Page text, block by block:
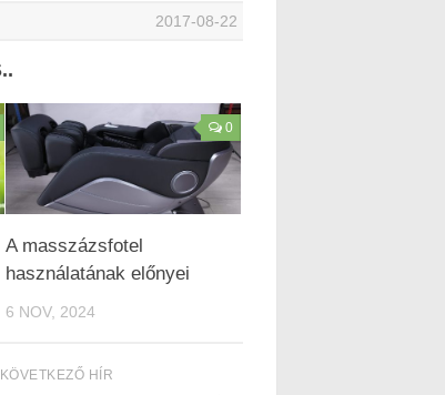
2017-08-22
0
A masszázsfotel
használatának előnyei
6 NOV, 2024
KÖVETKEZŐ HÍR